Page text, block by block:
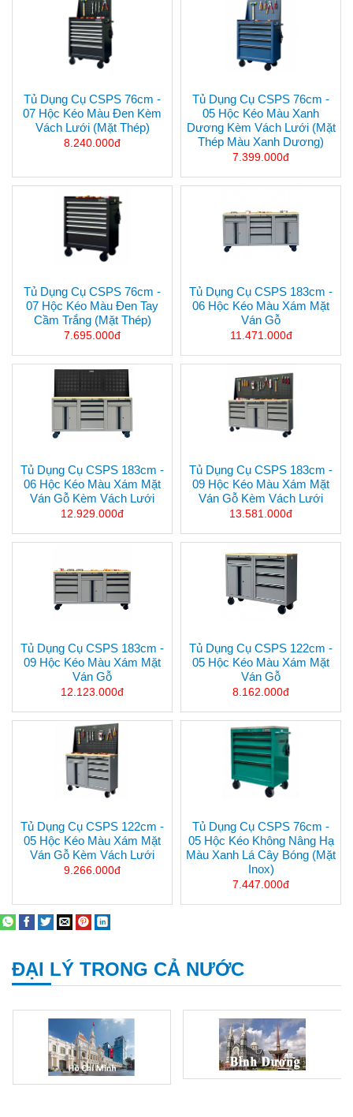
Tủ Dụng Cụ CSPS 76cm -
07 Hộc Kéo Màu Đen Kèm
Vách Lưới (mặt Thép)
8.240.000đ
Tủ Dụng Cụ CSPS 76cm -
05 Hộc Kéo Màu Xanh
Dương Kèm Vách Lưới (mặt
Thép Màu Xanh Dương)
7.399.000đ
Tủ Dụng Cụ CSPS 76cm -
07 Hộc Kéo Màu Đen Tay
Cầm Trắng (mặt Thép)
7.695.000đ
Tủ Dụng Cụ CSPS 183cm -
06 Hộc Kéo Màu Xám Mặt
Ván Gỗ
11.471.000đ
Tủ Dụng Cụ CSPS 183cm -
06 Hộc Kéo Màu Xám Mặt
Ván Gỗ Kèm Vách Lưới
12.929.000đ
Tủ Dụng Cụ CSPS 183cm -
09 Hộc Kéo Màu Xám Mặt
Ván Gỗ Kèm Vách Lưới
13.581.000đ
Tủ Dụng Cụ CSPS 183cm -
09 Hộc Kéo Màu Xám Mặt
Ván Gỗ
12.123.000đ
Tủ Dụng Cụ CSPS 122cm -
05 Hộc Kéo Màu Xám Mặt
Ván Gỗ
8.162.000đ
Tủ Dụng Cụ CSPS 122cm -
05 Hộc Kéo Màu Xám Mặt
Ván Gỗ Kèm Vách Lưới
9.266.000đ
Tủ Dụng Cụ CSPS 76cm -
05 Hộc Kéo Không Nâng Hạ
Màu Xanh Lá Cây Bóng (mặt
Inox)
7.447.000đ
ĐẠI LÝ TRONG CẢ NƯỚC